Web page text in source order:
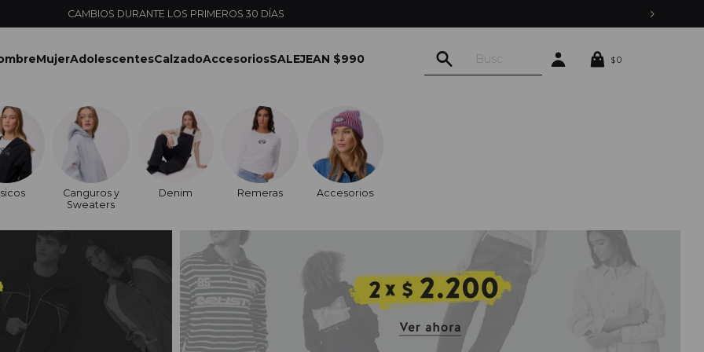
CAMBIOS DURANTE LOS PRIMEROS 30 DÍAS
MujerAdolescentesCalzadoAccesoriosSALEJEAN $990 $0
Canguros y
Sweaters
Denim Remeras Accesorios